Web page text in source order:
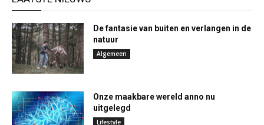
De fantasie van buiten en verlangen in de
natuur
Algemeen
Onze maakbare wereld anno nu
uitgelegd
Lifestyle